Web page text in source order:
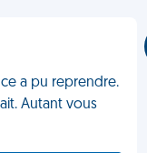
a pu reprendre.
Autant vous